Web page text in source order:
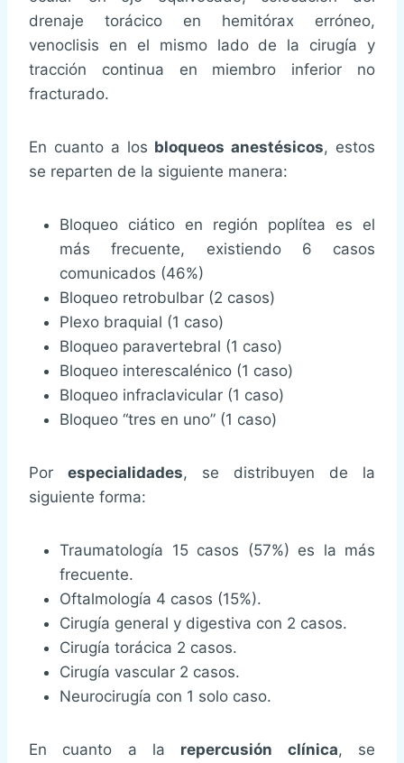
drenaje torácico en hemitórax erróneo,
venoclisis en el mismo lado de la cirugía y
tracción continua en miembro inferior no
fracturado.
En cuanto a los bloqueos anestésicos, estos
se reparten de la siguiente manera:
Bloqueo ciático en región poplítea es el
más frecuente, existiendo 6 casos
comunicados (46%)
Bloqueo retrobulbar (2 casos)
Plexo braquial (1 caso)
Bloqueo paravertebral (1 caso)
Bloqueo interescalénico (1 caso)
Bloqueo infraclavicular (1 caso)
Bloqueo “tres en uno” (1 caso)
Por especialidades, se distribuyen de la
siguiente forma:
Traumatología 15 casos (57%) es la más
frecuente.
Oftalmología 4 casos (15%).
Cirugía general y digestiva con 2 casos.
Cirugía torácica 2 casos.
Cirugía vascular 2 casos.
Neurocirugía con 1 solo caso.
En cuanto a la repercusión clínica, se